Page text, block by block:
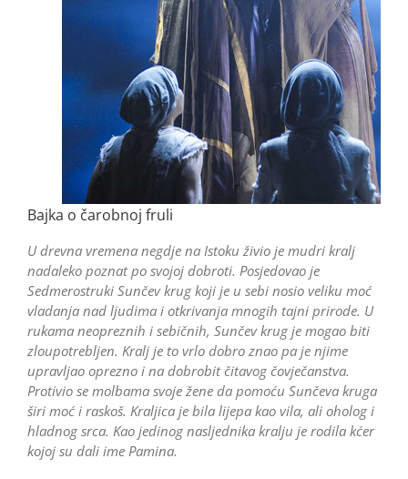
Bajka o čarobnoj fruli
U drevna vremena negdje na Istoku živio je mudri kralj
nadaleko poznat po svojoj dobroti. Posjedovao je
Sedmerostruki Sunčev krug koji je u sebi nosio veliku moć
vladanja nad ljudima i otkrivanja mnogih tajni prirode. U
rukama neopreznih i sebičnih, Sunčev krug je mogao biti
zloupotrebljen. Kralj je to vrlo dobro znao pa je njime
upravljao oprezno i na dobrobit čitavog čovječanstva.
Protivio se molbama svoje žene da pomoću Sunčeva kruga
širi moć i raskoš. Kraljica je bila lijepa kao vila, ali oholog i
hladnog srca. Kao jedinog nasljednika kralju je rodila kćer
kojoj su dali ime Pamina.